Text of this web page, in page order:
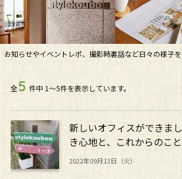
お知らせやイベントレポ、撮影時裏話など日々の様子を
全5 件中 1〜5件を表示しています。
新しいオフィスができま
き心地と、これからのこと
2022年09月13日（火）